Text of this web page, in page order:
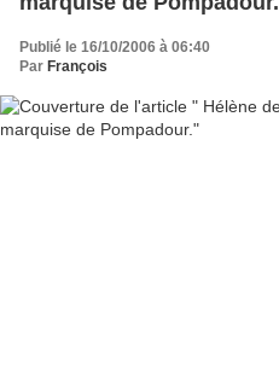
Publié le 16/10/2006 à 06:40
Par François